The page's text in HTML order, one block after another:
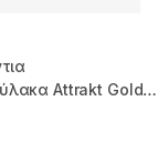
Attrakt Gold X
Λευκά